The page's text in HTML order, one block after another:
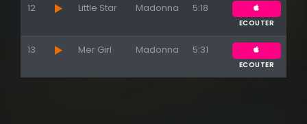
12 Little Star Madonna 5:18
ECOUTER
13 Mer Girl Madonna 5:31
ECOUTER